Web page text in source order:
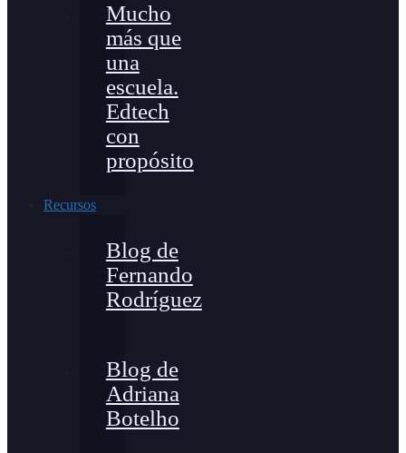
Mucho
más que
una
escuela.
Edtech
con
propósito
Recursos
Blog de
Fernando
Rodríguez
Blog de
Adriana
Botelho